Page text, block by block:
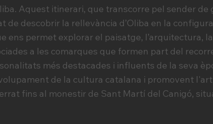
Aquest itinerari, que transcorre pel sender de
de descobrir la rellevància d’Oliba en la
ens permet explorar el paisatge, l’arquitectura,
a les comarques que formen part del
més destacades i influents de la seva
de la cultura catalana i promovent
fins al monestir de Sant Martí del Canigó,